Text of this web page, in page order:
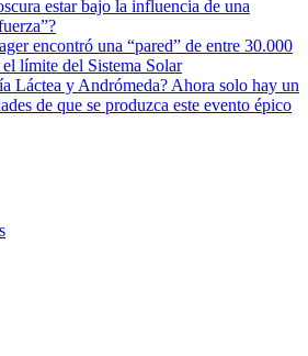
estar bajo la influencia de una
encontró una “pared” de entre 30.000
límite del Sistema Solar
Láctea y Andrómeda? Ahora solo hay un
de que se produzca este evento épico